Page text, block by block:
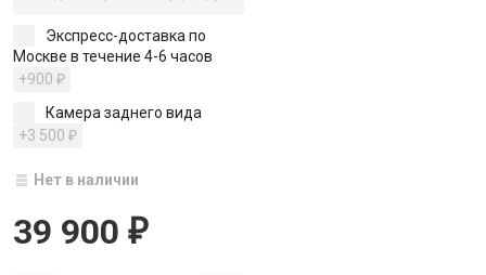
Экспресс-доставка по
Москве в течение 4-6 часов
+900 ₽
Камера заднего вида
+3 500 ₽
Нет в наличии
39 900 ₽